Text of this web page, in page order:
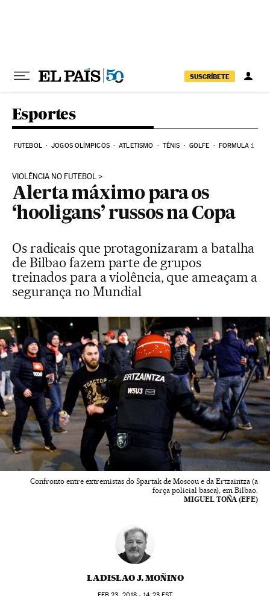
SUSCRÍBETE
Esportes
FUTEBOL JOGOS OLÍMPICOS ATLETISMO TÊNIS GOLFE FORMULA 1
VIOLÊNCIA NO FUTEBOL
Alerta máximo para os
‘hooligans’ russos na Copa
Os radicais que protagonizaram a batalha
de Bilbao fazem parte de grupos
treinados para a violência, que ameaçam a
segurança no Mundial
Confronto entre extremistas do Spartak de Moscou e da Ertzaintza (a
força policial basca), em Bilbao.
MIGUEL TOÑA (EFE)
LADISLAO J. MOÑINO